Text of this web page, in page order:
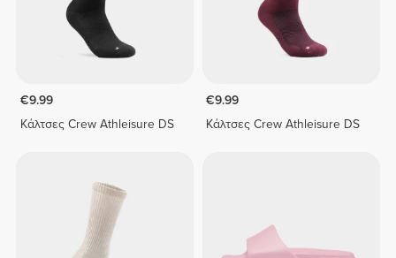
€9.99
Κάλτσες Crew Athleisure DS
€9.99
Κάλτσες Crew Athleisure DS